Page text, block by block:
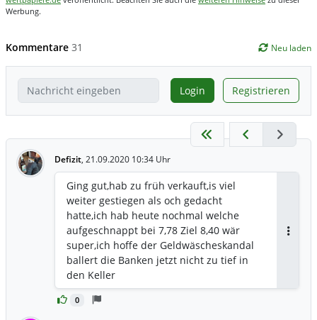
Werbung.
Kommentare 31 Neu laden
Login Registrieren
Defizit, 21.09.2020 10:34 Uhr
0
Ging gut,hab zu früh verkauft,is viel
weiter gestiegen als och gedacht
hatte,ich hab heute nochmal welche
aufgeschnappt bei 7,78 Ziel 8,40 wär
super,ich hoffe der Geldwäscheskandal
ballert die Banken jetzt nicht zu tief in
den Keller